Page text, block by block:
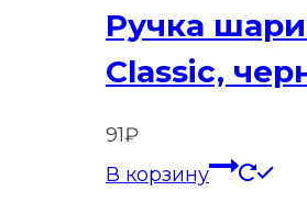
Ручка
Classic,
91₽
В корзину